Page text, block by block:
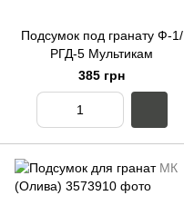
Подсумок под гранату Ф-1/
РГД-5 Мультикам
385 грн